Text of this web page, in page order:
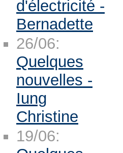
d'électricité -
Bernadette
26/06:
Quelques
nouvelles -
Iung
Christine
19/06: